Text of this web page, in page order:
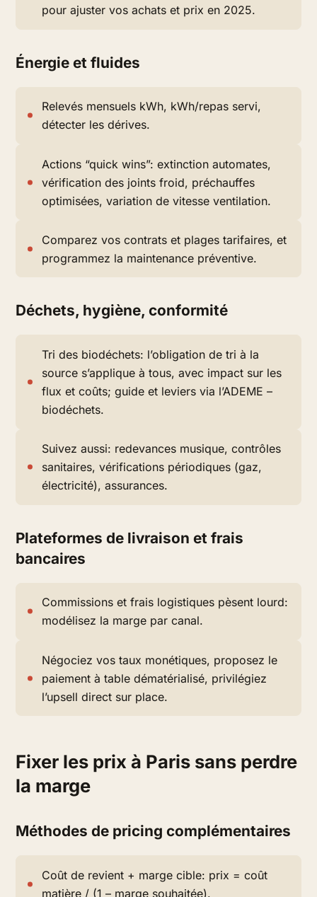
pour ajuster vos achats et prix en 2025.
Énergie et fluides
Relevés mensuels kWh, kWh/repas servi,
détecter les dérives.
Actions “quick wins”: extinction automates,
vérification des joints froid, préchauffes
optimisées, variation de vitesse ventilation.
Comparez vos contrats et plages tarifaires, et
programmez la maintenance préventive.
Déchets, hygiène, conformité
Tri des biodéchets: l’obligation de tri à la
source s’applique à tous, avec impact sur les
flux et coûts; guide et leviers via l’ADEME –
biodéchets.
Suivez aussi: redevances musique, contrôles
sanitaires, vérifications périodiques (gaz,
électricité), assurances.
Plateformes de livraison et frais
bancaires
Commissions et frais logistiques pèsent lourd:
modélisez la marge par canal.
Négociez vos taux monétiques, proposez le
paiement à table dématérialisé, privilégiez
l’upsell direct sur place.
Fixer les prix à Paris sans perdre
la marge
Méthodes de pricing complémentaires
Coût de revient + marge cible: prix = coût
matière / (1 – marge souhaitée).